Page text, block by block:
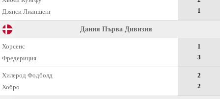
Дзянси Лианшенг
1
Дания Първа Дивизия
Хорсенс
Фредериция
1
3
Хилерод Фодболд
Хобро
2
2